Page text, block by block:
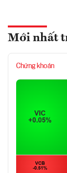
Mới nhất
Chứng khoán